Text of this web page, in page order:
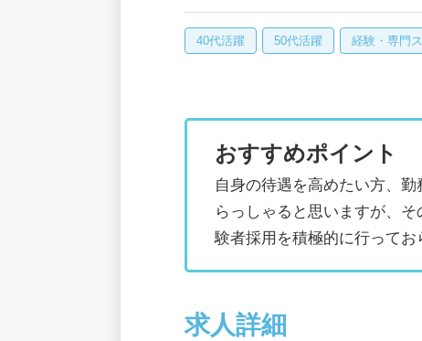
40代活躍 50代活躍 経験・専門
おすすめポイント
自身の待遇を高めたい方、
らっしゃると思いますが、
験者採用を積極的に行ってお
求人詳細